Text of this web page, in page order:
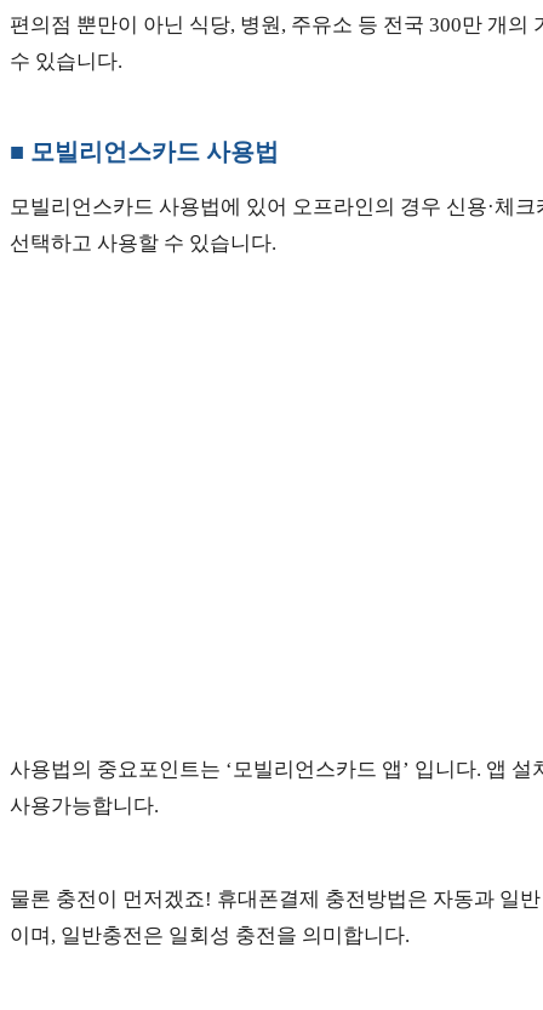
편의점 뿐만이 아닌 식당, 병원, 주유소 등 전국 300만 개
수 있습니다.
■ 모빌리언스카드 사용법
모빌리언스카드 사용법에 있어 오프라인의 경우 신용·체
선택하고 사용할 수 있습니다.
사용법의 중요포인트는 ‘모빌리언스카드 앱’ 입니다. 앱
사용가능합니다.
물론 충전이 먼저겠죠! 휴대폰결제 충전방법은 자동과 일
이며, 일반충전은 일회성 충전을 의미합니다.